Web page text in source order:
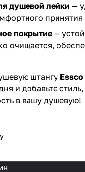
душевой лейки —
покрытие —
очищается,
штангу Essco
и добавьте
в вашу душевую!